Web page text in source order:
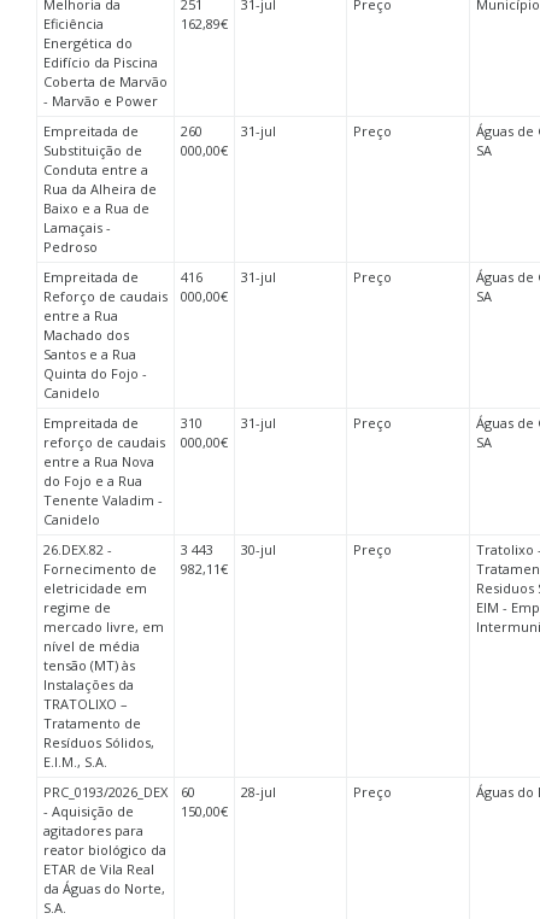
Melhoria da
Eficiência
Energética do
Edifício da Piscina
Coberta de Marvão
- Marvão e Power
251
162,89€
31-jul Preço
Empreitada de
Substituição de
Conduta entre a
Rua da Alheira de
Baixo e a Rua de
Lamaçais -
Pedroso
260
000,00€
31-jul Preço
Águas de
SA
Empreitada de
Reforço de caudais
entre a Rua
Machado dos
Santos e a Rua
Quinta do Fojo -
Canidelo
416
000,00€
31-jul Preço
Águas de
SA
Empreitada de
reforço de caudais
entre a Rua Nova
do Fojo e a Rua
Tenente Valadim -
Canidelo
310
000,00€
31-jul Preço
Águas de
SA
26.DEX.82 -
Fornecimento de
eletricidade em
regime de
mercado livre, em
nível de média
tensão (MT) às
Instalações da
TRATOLIXO –
Tratamento de
Resíduos Sólidos,
E.I.M., S.A.
3 443
982,11€
30-jul Preço
Tratolixo
Residuos
EIM -
PRC_0193/2026_DEX
- Aquisição de
agitadores para
reator biológico da
ETAR de Vila Real
da Águas do Norte,
S.A.
60
150,00€
28-jul Preço Águas do